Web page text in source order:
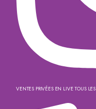
VENTES PRIVÉES EN LIVE TOUS LES